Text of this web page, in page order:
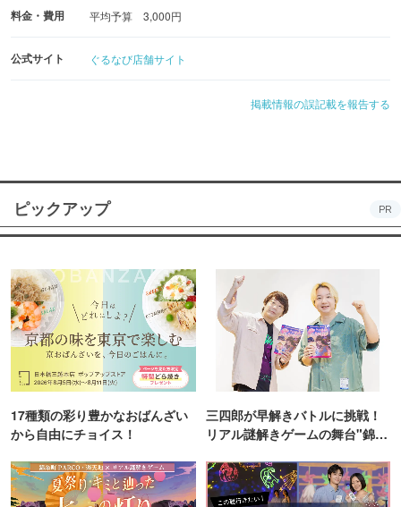
料金・費用 平均予算 3,000円
公式サイト ぐるなび店舗サイト
掲載情報の誤記載を報告する
ピックアップ PR
17種類の彩り豊かなおばんざい
から自由にチョイス！
三四郎が早解きバトルに挑戦！
リアル謎解きゲームの舞台"錦糸